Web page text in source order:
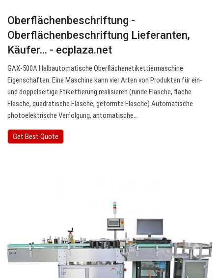
Oberflächenbeschriftung -
Oberflächenbeschriftung Lieferanten,
Käufer… - ecplaza.net
GAX-500A Halbautomatische Oberflächenetikettiermaschine
Eigenschaften: Eine Maschine kann vier Arten von Produkten für ein-
und doppelseitige Etikettierung realisieren (runde Flasche, flache
Flasche, quadratische Flasche, geformte Flasche) Automatische
photoelektrische Verfolgung, antomatische…
Get Best Quote